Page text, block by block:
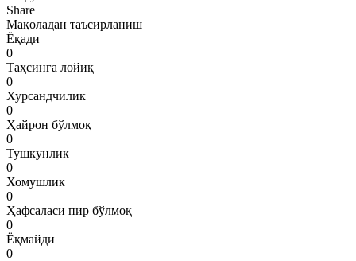
Share
Мақоладан таъсирланиш
Ёқади
0
Таҳсинга лойиқ
0
Хурсандчилик
0
Ҳайрон бўлмоқ
0
Тушкунлик
0
Хомушлик
0
Ҳафсаласи пир бўлмоқ
0
Ёқмайди
0